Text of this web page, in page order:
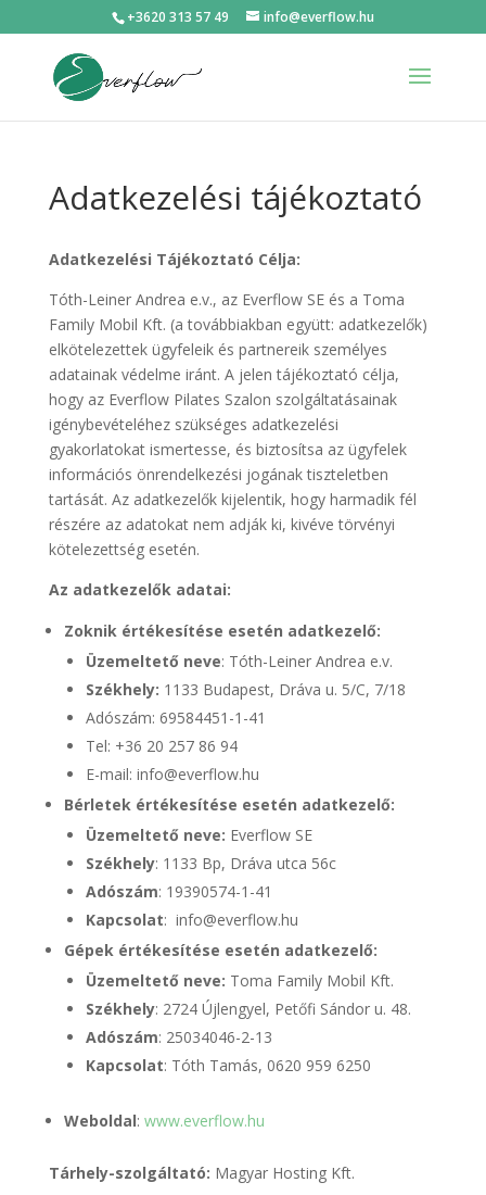
+3620 313 57 49 info@everflow.hu
Adatkezelési tájékoztató
Adatkezelési Tájékoztató Célja:
Tóth-Leiner Andrea e.v., az Everflow SE és a Toma
Family Mobil Kft. (a továbbiakban együtt: adatkezelők)
elkötelezettek ügyfeleik és partnereik személyes
adatainak védelme iránt. A jelen tájékoztató célja,
hogy az Everflow Pilates Szalon szolgáltatásainak
igénybevételéhez szükséges adatkezelési
gyakorlatokat ismertesse, és biztosítsa az ügyfelek
információs önrendelkezési jogának tiszteletben
tartását. Az adatkezelők kijelentik, hogy harmadik fél
részére az adatokat nem adják ki, kivéve törvényi
kötelezettség esetén.
Az adatkezelők adatai:
Zoknik értékesítése esetén adatkezelő:
Üzemeltető neve: Tóth-Leiner Andrea e.v.
Székhely: 1133 Budapest, Dráva u. 5/C, 7/18
Adószám: 69584451-1-41
Tel: +36 20 257 86 94
E-mail: info@everflow.hu
Bérletek értékesítése esetén adatkezelő:
Üzemeltető neve: Everflow SE
Székhely: 1133 Bp, Dráva utca 56c
Adószám: 19390574-1-41
Kapcsolat: info@everflow.hu
Gépek értékesítése esetén adatkezelő:
Üzemeltető neve: Toma Family Mobil Kft.
Székhely: 2724 Újlengyel, Petőfi Sándor u. 48.
Adószám: 25034046-2-13
Kapcsolat: Tóth Tamás, 0620 959 6250
Weboldal: www.everflow.hu
Tárhely-szolgáltató: Magyar Hosting Kft.